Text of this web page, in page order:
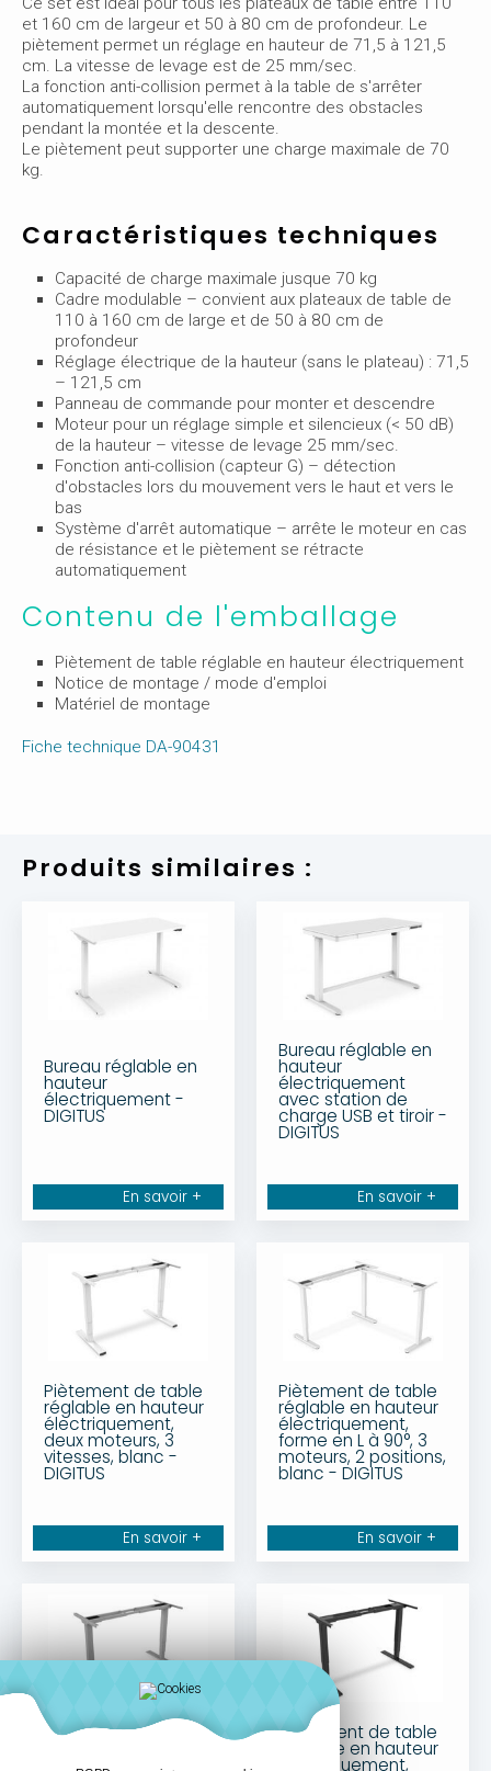
et 160 cm de largeur et 50 à 80 cm de profondeur. Le
piètement permet un réglage en hauteur de 71,5 à 121,5
cm. La vitesse de levage est de 25 mm/sec.
La fonction anti-collision permet à la table de s'arrêter
automatiquement lorsqu'elle rencontre des obstacles
pendant la montée et la descente.
Le piètement peut supporter une charge maximale de 70
kg.
Caractéristiques techniques
Capacité de charge maximale jusque 70 kg
Cadre modulable – convient aux plateaux de table de
110 à 160 cm de large et de 50 à 80 cm de
profondeur
Réglage électrique de la hauteur (sans le plateau) : 71,5
– 121,5 cm
Panneau de commande pour monter et descendre
Moteur pour un réglage simple et silencieux (< 50 dB)
de la hauteur – vitesse de levage 25 mm/sec.
Fonction anti-collision (capteur G) – détection
d'obstacles lors du mouvement vers le haut et vers le
bas
Système d'arrêt automatique – arrête le moteur en cas
de résistance et le piètement se rétracte
automatiquement
Contenu de l'emballage
Piètement de table réglable en hauteur électriquement
Notice de montage / mode d'emploi
Matériel de montage
Fiche technique DA-90431
Produits similaires :
Bureau réglable en
hauteur
électriquement -
DIGITUS
En savoir +
Bureau réglable en
hauteur
électriquement
avec station de
charge USB et tiroir -
DIGITUS
En savoir +
Piètement de table
réglable en hauteur
électriquement,
deux moteurs, 3
vitesses, blanc -
DIGITUS
En savoir +
Piètement de table
réglable en hauteur
électriquement,
forme en L à 90°, 3
moteurs, 2 positions,
blanc - DIGITUS
En savoir +
Piètement de table
électriquement,
Piètement de table
réglable en hauteur
électriquement,